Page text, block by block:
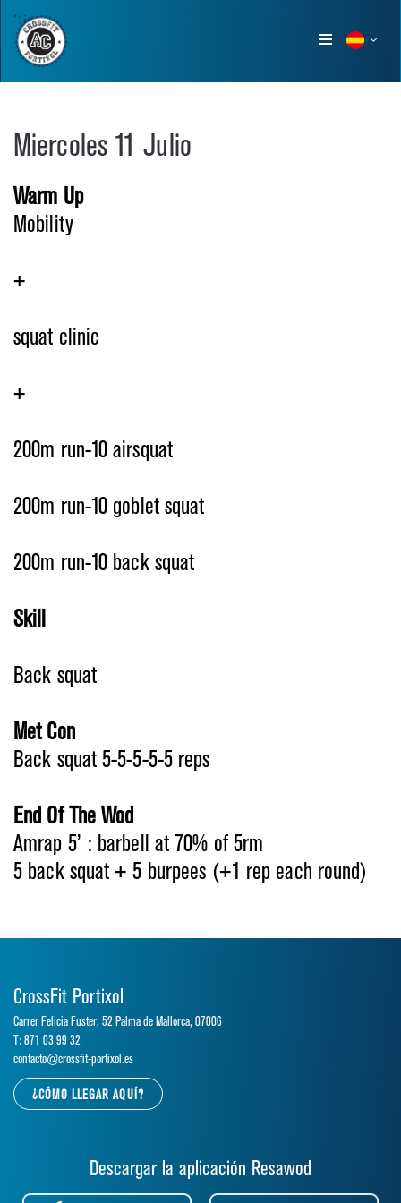
Show
Miercoles 11 Julio
Warm Up
Mobility
+
squat clinic
+
200m run-10 airsquat
200m run-10 goblet squat
200m run-10 back squat
Skill
Back squat
Met Con
Back squat 5-5-5-5-5 reps
End Of The Wod
Amrap 5’ : barbell at 70% of 5rm
5 back squat + 5 burpees (+1 rep each round)
CrossFit Portixol
Carrer Felicia Fuster, 52 Palma de Mallorca, 07006
T: 871 03 99 32
contacto@crossfit-portixol.es
¿CÓMO LLEGAR AQUÍ?
Descargar la aplicación Resawod